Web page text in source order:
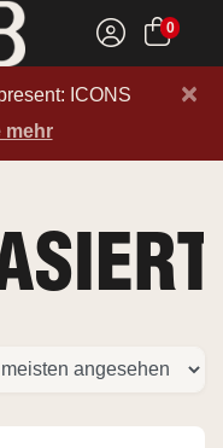
0
ICONS
mehr
×